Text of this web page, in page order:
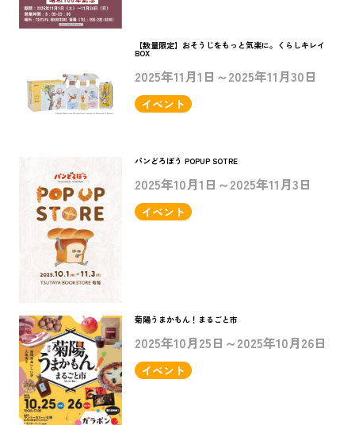
【数量限定】おそうじをもっと気楽に。くらしキレイ
BOX
2025年11月1日～2025年11月30日
イベント
パンどろぼう POPUP SOTRE
2025年10月1日～2025年11月3日
イベント
菊陽うまかもん！まるごと市
2025年10月25日～2025年10月26日
イベント